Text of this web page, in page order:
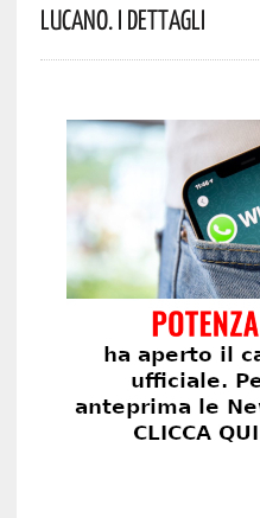
Lucano. I Dettagli